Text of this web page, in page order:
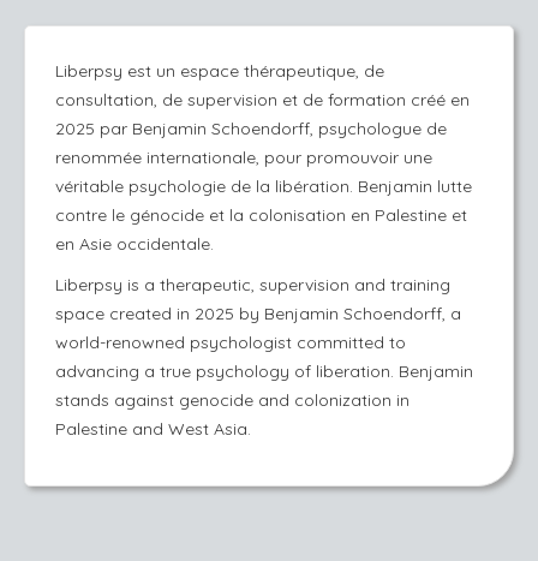
Liberpsy est un espace thérapeutique, de
consultation, de supervision et de formation créé en
2025 par Benjamin Schoendorff, psychologue de
renommée internationale, pour promouvoir une
véritable psychologie de la libération. Benjamin lutte
contre le génocide et la colonisation en Palestine et
en Asie occidentale.
Liberpsy is a therapeutic, supervision and training
space created in 2025 by Benjamin Schoendorff, a
world-renowned psychologist committed to
advancing a true psychology of liberation. Benjamin
stands against genocide and colonization in
Palestine and West Asia.